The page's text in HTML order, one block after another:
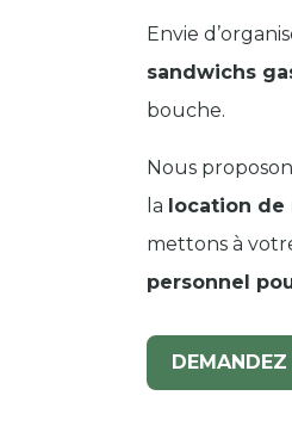
Envie
sandwichs
bouche.
Nous
la location de
mettons à
personnel